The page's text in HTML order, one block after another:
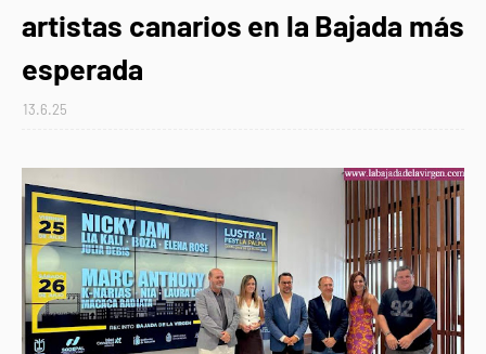
artistas canarios en la Bajada más
esperada
13.6.25